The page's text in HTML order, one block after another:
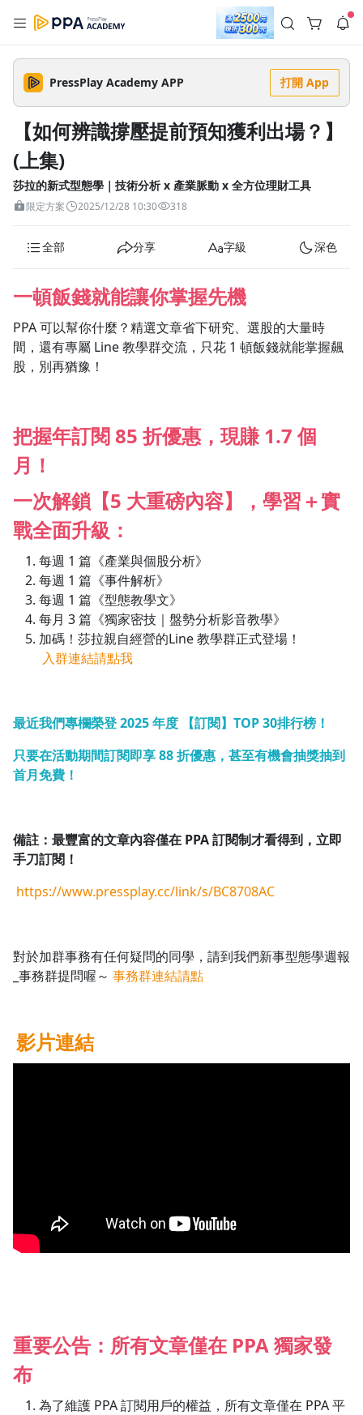
註冊領取 上千元優惠券！
公告
🌞 PPA 避暑津貼．冷氣房升級｜期間快閃活動
2% 點數回饋！🚀 酷暑來襲．偷偷在冷氣房升級 📈⭐️ 【冷氣房
進修 限時開跑】◾單筆滿 NT$2,500 現折 NT$300◾活動期間：
$5,000 回饋 2% 點數🎁 此為 PPA 官方帳號 Line@ 專屬活動，加
入好友👉 享有「渠道專屬活動」及「個人化推播」！
3 天前
PressPlay Academy APP 打開 App
【如何辨識撐壓提前預知獲利出場？】
(上集)
莎拉的新式型態學｜技術分析 x 產業脈動 x 全方位理財工具
限定方案 2025/12/28 10:30 318
全部 分享 字級 深色
一頓飯錢就能讓你掌握先機
PPA 可以幫你什麼？精選文章省下研究、選股的大量時
間，還有專屬 Line 教學群交流，只花 1 頓飯錢就能掌握飆
股，別再猶豫！
把握年訂閱 85 折優惠，現賺 1.7 個
月！
一次解鎖【5 大重磅內容】，學習＋實
戰全面升級：
每週 1 篇《產業與個股分析》
每週 1 篇《事件解析》
每週 1 篇《型態教學文》
每月 3 篇《獨家密技｜盤勢分析影音教學》
加碼！莎拉親自經營的Line 教學群正式登場！
入群連結請點我
最近我們專欄榮登 2025 年度 【訂閱】TOP 30排行榜！
只要在活動期間訂閱即享 88 折優惠，甚至有機會抽獎抽到
首月免費！
備註：最豐富的文章內容僅在 PPA訂閱制才看得到，立即
手刀訂閱！
https://www.pressplay.cc/link/s/BC8708AC
對於加群事務有任何疑問的同學，請到我們新事型態學週報
_事務群提問喔～ 事務群連結請點
影片連結
重要公告：所有文章僅在 PPA獨家發
布
為了維護 PPA 訂閱用戶的權益，所有文章僅在 PPA 平
--:-- --:--
1.0x
2.0x
1.25x
追蹤列表
去逛逛
清除全部